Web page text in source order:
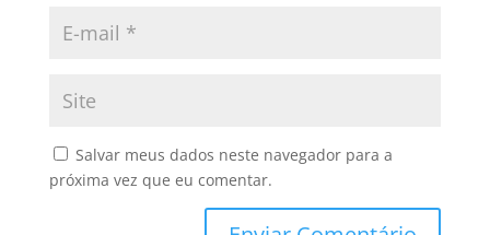
Salvar meus dados neste navegador para a
próxima vez que eu comentar.